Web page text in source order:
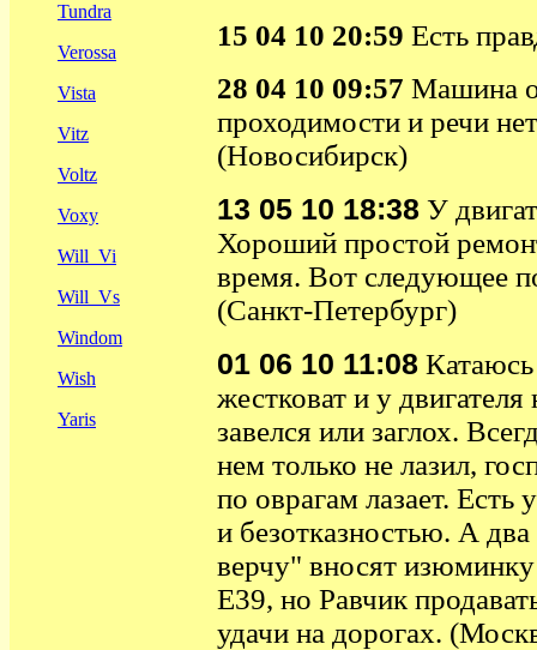
Tundra
Verossa
Vista
Vitz
Voltz
Voxy
Will_Vi
Will_Vs
Windom
Wish
Yaris
15 04 10 20:59 Есть
28 04 10 09:57 Машина
проходимости и речи
(Новосибирск)
13 05 10 18:38 У
Хороший простой
время. Вот следующее
(Санкт-Петербург)
01 06 10 11:08 Катаюсь
жестковат и у
завелся или заглох.
нем только не лазил,
по оврагам лазает. Есть
и безотказностью. А
верчу" вносят
E39, но Равчик
удачи на дорогах.